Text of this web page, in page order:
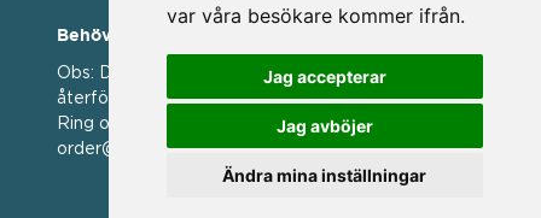
var våra besökare kommer ifrån.
Jag accepterar
Jag avböjer
Ändra mina inställningar
Behöver du hjälp att beställa?
Obs: Detta är en webshop enbart för våra
återförsäljare.
Ring oss på 036 369070 eller mejla till oss på
order@magasin.nu